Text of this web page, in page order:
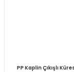
PP Kaplin Çıkışlı